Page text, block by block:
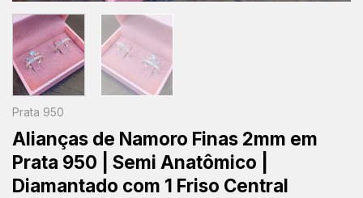
Prata 950
Alianças de Namoro Finas 2mm em
Prata 950 | Semi Anatômico |
Diamantado com 1 Friso Central